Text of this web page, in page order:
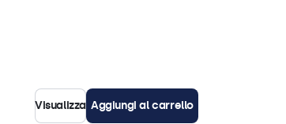
Visualizza Aggiungi al carrello